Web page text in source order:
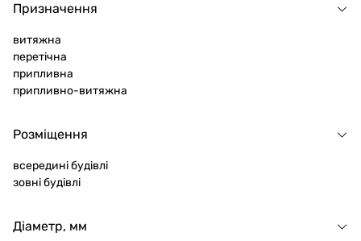
Призначення
витяжна
перетічна
припливна
припливно-витяжна
Розміщення
всередині будівлі
зовні будівлі
Діаметр, мм